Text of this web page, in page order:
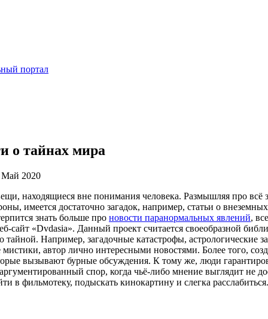
о тайнах мира
Май 2020
находящиеся вне понимания человека. Размышляя про
имеется достаточно загадок, например, статьи о
знать больше про новости паранормальных явлений,
сайт «Dvdasia». Данный проект считается своеобразной
тайной. Например, загадочные катастрофы,
автор лично интересными новостями. Более того,
вызывают бурные обсуждения. К тому же, люди
спор, когда чьё-либо мнение выглядит не
в фильмотеку, подыскать кинокартину и слегка